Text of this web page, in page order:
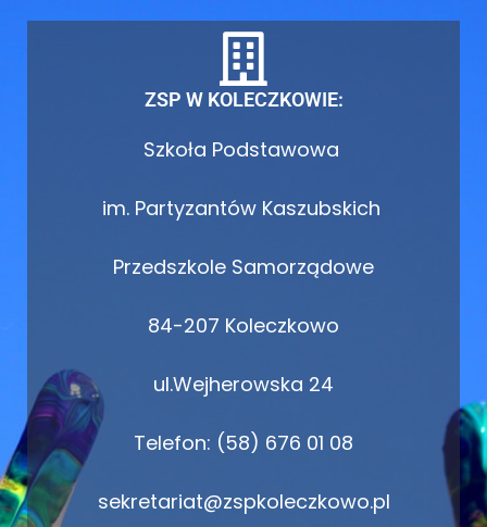
ZSP W KOLECZKOWIE:
Szkoła Podstawowa
im. Partyzantów Kaszubskich
Przedszkole Samorządowe
84-207 Koleczkowo
ul.Wejherowska 24
Telefon: (58) 676 01 08
sekretariat@zspkoleczkowo.pl